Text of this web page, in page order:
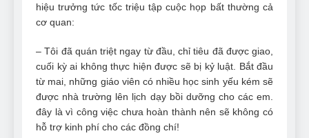
hiệu trưởng tức tốc triệu tập cuộc họp bất thường cả
cơ quan:
– Tôi đã quán triệt ngay từ đầu, chỉ tiêu đã được giao,
cuối kỳ ai không thực hiện được sẽ bị kỷ luật. Bắt đầu
từ mai, những giáo viên có nhiều học sinh yếu kém sẽ
được nhà trường lên lịch dạy bồi dưỡng cho các em.
đây là vì công việc chưa hoàn thành nên sẽ không có
hỗ trợ kinh phí cho các đồng chí!